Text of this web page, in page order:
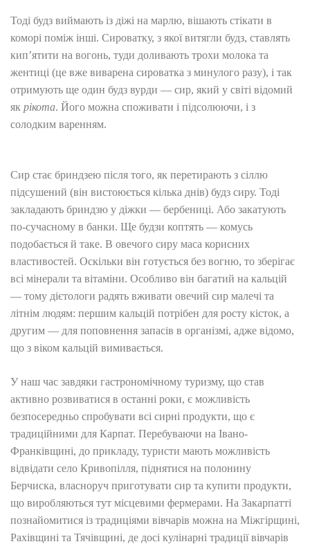
Тоді будз виймають із діжі на марлю, вішають стікати в
коморі поміж інші. Сироватку, з якої витягли будз, ставлять
кип’ятити на вогонь, туди доливають трохи молока та
жентиці (це вже виварена сироватка з минулого разу), і так
отримують ще один будз вурди — сир, який у світі відомий
як рікота. Його можна споживати і підсолюючи, і з
солодким варенням.
Сир стає бриндзею після того, як перетирають з сіллю
підсушений (він вистоюється кілька днів) будз сиру. Тоді
закладають бриндзю у діжки — бербениці. Або закатують
по-сучасному в банки. Ще будзи коптять — комусь
подобається й таке. В овечого сиру маса корисних
властивостей. Оскільки він готується без вогню, то зберігає
всі мінерали та вітаміни. Особливо він багатий на кальцій
— тому дієтологи радять вживати овечий сир малечі та
літнім людям: першим кальцій потрібен для росту кісток, а
другим — для поповнення запасів в організмі, адже відомо,
що з віком кальцій вимивається.
У наш час завдяки гастрономічному туризму, що став
активно розвиватися в останні роки, є можливість
безпосередньо спробувати всі сирні продукти, що є
традиційними для Карпат. Перебуваючи на Івано-
Франківщині, до прикладу, туристи мають можливість
відвідати село Кривопілля, піднятися на полонину
Берчиска, власноруч приготувати сир та купити продукти,
що виробляються тут місцевими фермерами. На Закарпатті
познайомитися із традиціями вівчарів можна на Міжгірщині,
Рахівщині та Тячівщині, де досі кулінарні традиції вівчарів